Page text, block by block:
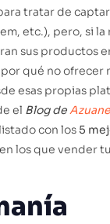
tratar de
etc.), pero, si la
sus productos
qué no ofrecer
esas propias
el Blog de
con los 5
en los que vender